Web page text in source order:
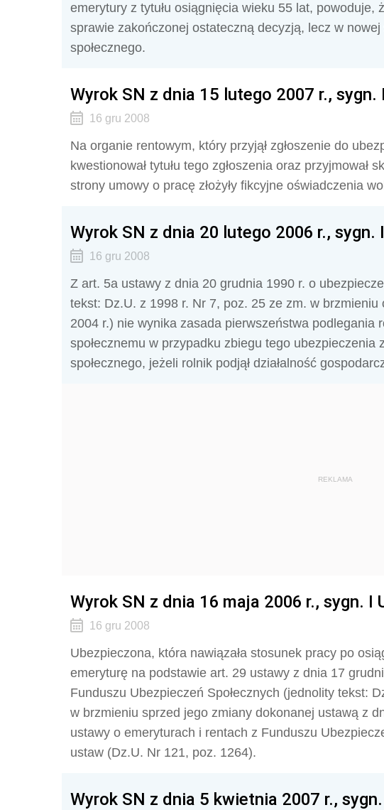
emerytury z tytułu osiągnięcia wieku 55 lat, powoduje,
sprawie zakończonej ostateczną decyzją, lecz w
społecznego.
Wyrok SN z dnia 15 lutego 2007 r., sygn.
16 gru 2008
Na organie rentowym, który przyjął zgłoszenie do
kwestionował tytułu tego zgłoszenia oraz przyjmował
strony umowy o pracę złożyły fikcyjne oświadczenia
Wyrok SN z dnia 20 lutego 2006 r., sygn.
16 gru 2008
Z art. 5a ustawy z dnia 20 grudnia 1990 r. o
tekst: Dz.U. z 1998 r. Nr 7, poz. 25 ze zm. w
2004 r.) nie wynika zasada pierwszeństwa podlegania
społecznemu w przypadku zbiegu tego ubezpieczenia
społecznego, jeżeli rolnik podjął działalność
REKLAMA
Wyrok SN z dnia 16 maja 2006 r., sygn. I
16 gru 2008
Ubezpieczona, która nawiązała stosunek pracy po
emeryturę na podstawie art. 29 ustawy z dnia 17
Funduszu Ubezpieczeń Społecznych (jednolity tekst:
w brzmieniu sprzed jego zmiany dokonanej ustawą z
ustawy o emeryturach i rentach z Funduszu
ustaw (Dz.U. Nr 121, poz. 1264).
Wyrok SN z dnia 5 kwietnia 2007 r.,